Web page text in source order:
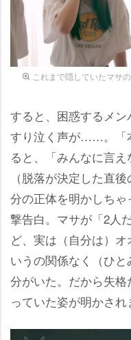
これまで隠していたマサ
すると、困惑するメ
すり泣く声が……。「
ると、「みんなに言
（脱落が決定した直
分の正体を明かしち
撃告白。マサが「2人
ど、実は（自分は）
いうの関係なく（ひ
分がいた。だから失
っていた姿が明かされ